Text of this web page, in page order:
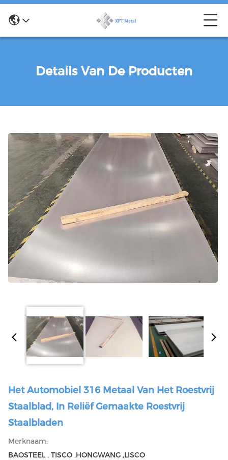
Details Van De Producten
Het Automobiel 316 Metaal Van Het Roestvrij
Staalblad, In Reliëf Gemaakte Roestvrij
Staalbladen
Merknaam:
BAOSTEEL , TISCO ,HONGWANG ,LISCO